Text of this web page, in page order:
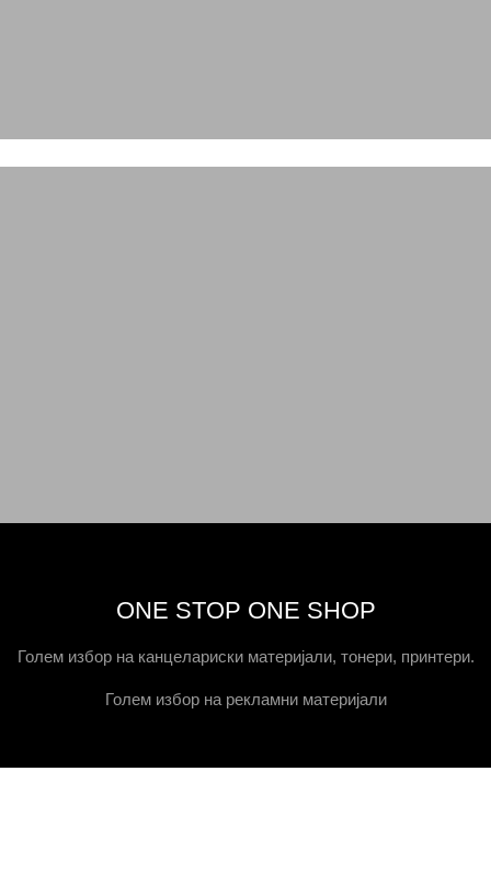
ONE STOP ONE SHOP
Голем избор на канцелариски материјали, тонери, принтери.
Голем избор на рекламни материјали